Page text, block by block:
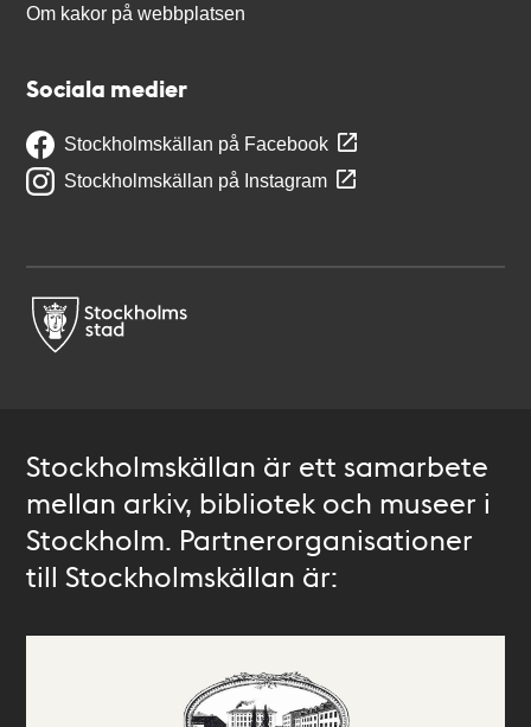
Om kakor på webbplatsen
Sociala medier
Stockholmskällan på Facebook
Stockholmskällan på Instagram
Stockholmskällan är ett samarbete
mellan arkiv, bibliotek och museer i
Stockholm. Partnerorganisationer
till Stockholmskällan är: